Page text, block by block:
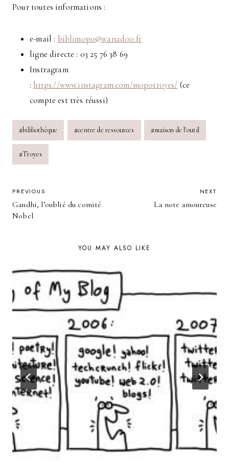
Pour toutes informations :
e-mail : biblimopo@wanadoo.fr
ligne directe : 03 25 76 38 69
Instragram
: https://www.instagram.com/mopotroyes/ (ce
compte est très réussi)
Post
Tags:
#bibliothèque #centre de ressources #maison de l'outil
#Troyes
POST
NAVIGATION
PREVIOUS
Gandhi, l’oublié du comité
Nobel
NEXT
La note amoureuse
YOU MAY ALSO LIKE